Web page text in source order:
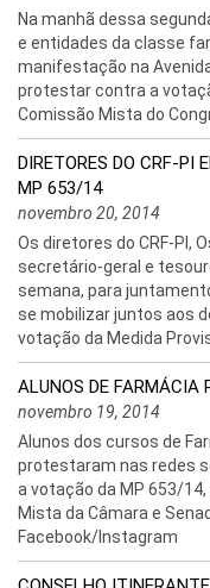
Na manhã dessa
e entidades da classe
manifestação na
protestar contra a
Comissão Mista do
DIRETORES DO CRF-PI
MP 653/14
novembro 20, 2014
Os diretores do CRF-PI,
secretário-geral e
semana, para
se mobilizar juntos aos
votação da Medida
ALUNOS DE
novembro 19, 2014
Alunos dos cursos de
protestaram nas redes
a votação da MP 653/
Mista da Câmara e
Facebook/Instagram